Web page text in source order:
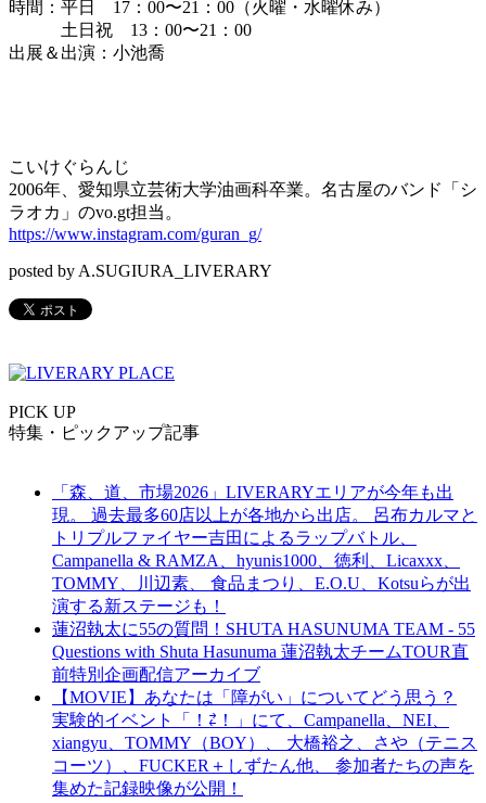
時間：平日 17：00〜21：00（火曜・水曜休み）
土日祝 13：00〜21：00
出展＆出演：小池喬
こいけぐらんじ
2006年、愛知県立芸術大学油画科卒業。名古屋のバンド「シ
ラオカ」のvo.gt担当。
https://www.instagram.com/guran_g/
posted by A.SUGIURA_LIVERARY
PICK UP
特集・ピックアップ記事
「森、道、市場2026」LIVERARYエリアが今年も出
現。 過去最多60店以上が各地から出店。 呂布カルマと
トリプルファイヤー吉田によるラップバトル、
Campanella & RAMZA、hyunis1000、徳利、Licaxxx、
TOMMY、川辺素、 食品まつり、E.O.U、Kotsuらが出
演する新ステージも！
蓮沼執太に55の質問！SHUTA HASUNUMA TEAM - 55
Questions with Shuta Hasunuma 蓮沼執太チームTOUR直
前特別企画配信アーカイブ
【MOVIE】あなたは「障がい」についてどう思う？
実験的イベント「！⇄！」にて、Campanella、NEI、
xiangyu、TOMMY（BOY）、 大橋裕之、さや（テニス
コーツ）、FUCKER＋しずたん他、 参加者たちの声を
集めた記録映像が公開！